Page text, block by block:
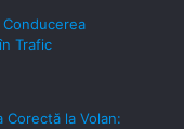
Conducerea
Trafic
Corectă la Volan: